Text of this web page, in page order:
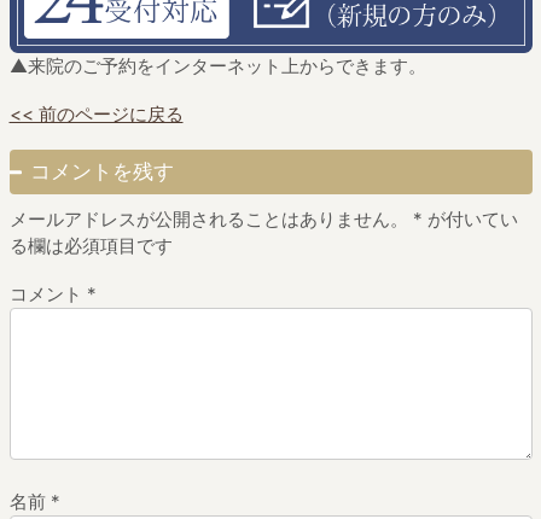
▲来院のご予約をインターネット上からできます。
<< 前のページに戻る
コメントを残す
メールアドレスが公開されることはありません。 * が付いてい
る欄は必須項目です
コメント *
名前 *